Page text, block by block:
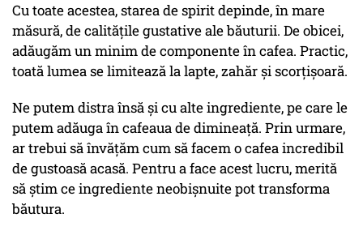
Cu toate acestea, starea de spirit depinde, în mare
măsură, de calitățile gustative ale băuturii. De obicei,
adăugăm un minim de componente în cafea. Practic,
toată lumea se limitează la lapte, zahăr și scorțișoară.
Ne putem distra însă și cu alte ingrediente, pe care le
putem adăuga în cafeaua de dimineață. Prin urmare,
ar trebui să învățăm cum să facem o cafea incredibil
de gustoasă acasă. Pentru a face acest lucru, merită
să știm ce ingrediente neobișnuite pot transforma
băutura.